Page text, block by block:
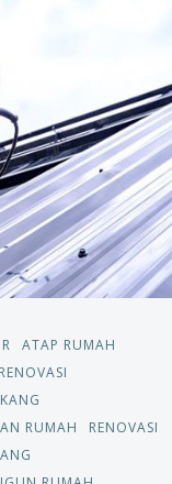
ATAP RUMAH
RUMAH
RENOVASI